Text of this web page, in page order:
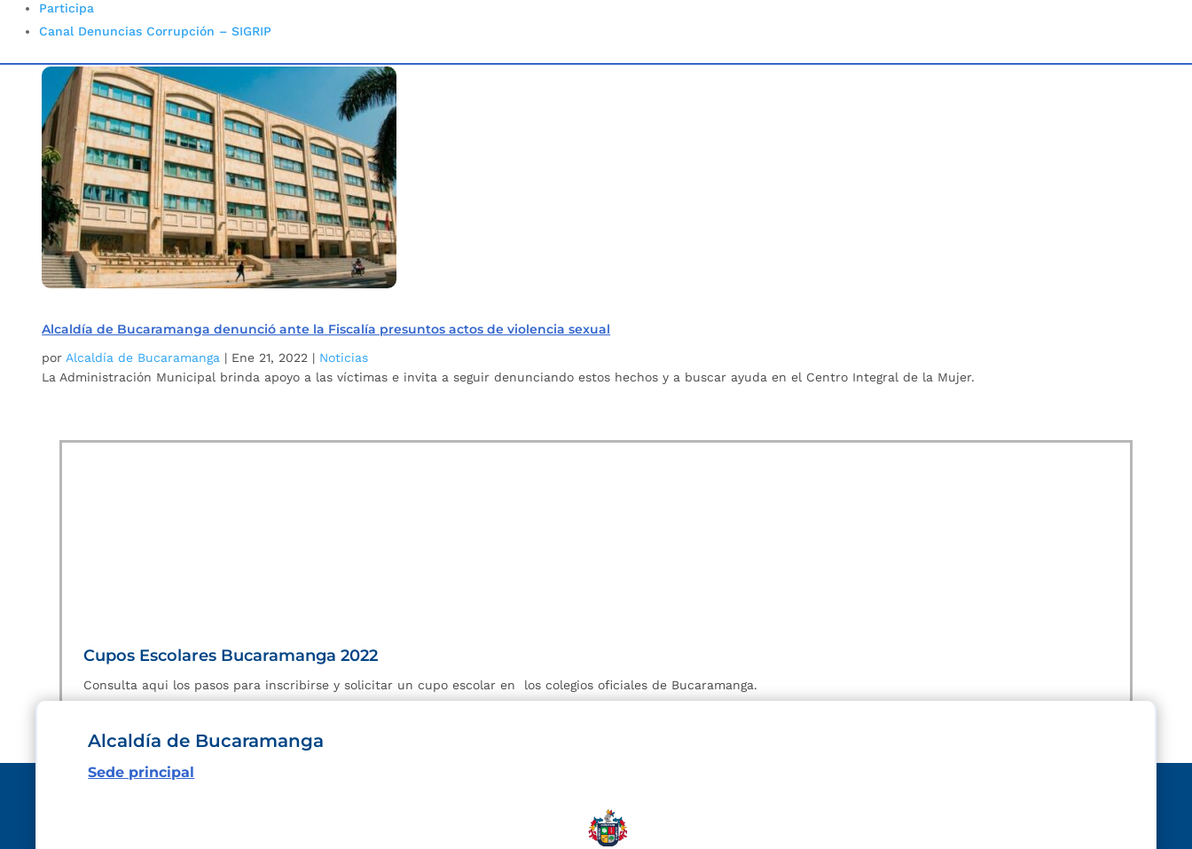
Participa
Canal Denuncias Corrupción – SIGRIP
Inicio 5 Etiqueta: denuncias acoso
Alcaldía de Bucaramanga denunció ante la Fiscalía presuntos actos de violencia sexual
por Alcaldía de Bucaramanga | Ene 21, 2022 | Noticias
La Administración Municipal brinda apoyo a las víctimas e invita a seguir denunciando estos hechos y a buscar ayuda en el Centro Integral de la Mujer.
Cupos Escolares Bucaramanga 2022
Consulta aqui los pasos para inscribirse y solicitar un cupo escolar en los colegios oficiales de Bucaramanga.
Alcaldía de Bucaramanga
Sede principal